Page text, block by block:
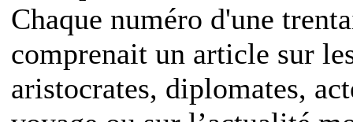
Chaque numéro d'une
comprenait un article sur
aristocrates, diplomates,